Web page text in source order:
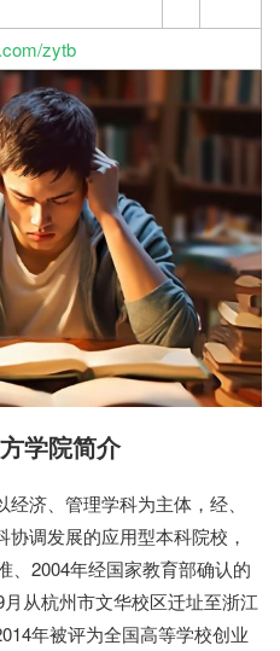
zytb
学院简介
济、管理学科为主体，经、
调发展的应用型本科院校，
、2004年经国家教育部确认的
从杭州市文华校区迁址至浙江
年被评为全国高等学校创业